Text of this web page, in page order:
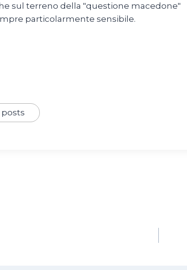
sul terreno della "questione macedone"
particolarmente sensibile.
posts